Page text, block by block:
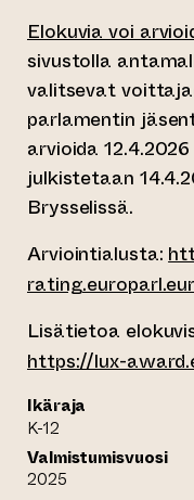
Elokuvia voi
sivustolla
valitsevat
parlamentin
arvioida
julkistetaan
Brysselissä.
Arviointialusta:
Lisätietoa
https://lux-
Ikäraja
K-12
Valmistumisvuosi
2025